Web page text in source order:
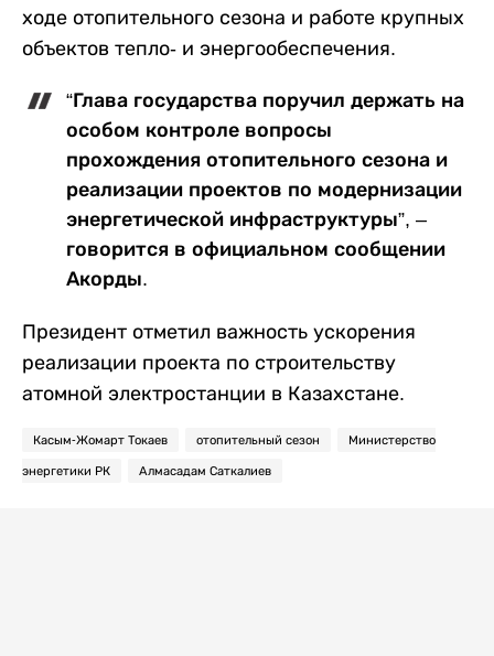
ходе отопительного сезона и работе крупных
объектов тепло- и энергообеспечения.
“Глава государства поручил держать на
особом контроле вопросы
прохождения отопительного сезона и
реализации проектов по модернизации
энергетической инфраструктуры”, –
говорится в официальном сообщении
Акорды.
Президент отметил важность ускорения
реализации проекта по строительству
атомной электростанции в Казахстане.
Касым-Жомарт Токаев отопительный сезон Министерство
энергетики РК Алмасадам Саткалиев